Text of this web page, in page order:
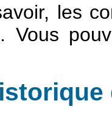
les
Vous